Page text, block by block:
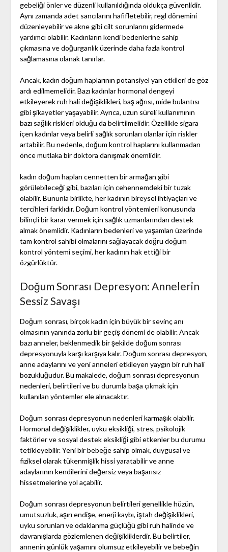
gebeliği önler ve düzenli kullanıldığında oldukça güvenlidir.
Aynı zamanda adet sancılarını hafifletebilir, regl dönemini
düzenleyebilir ve akne gibi cilt sorunlarını gidermede
yardımcı olabilir. Kadınların kendi bedenlerine sahip
çıkmasına ve doğurganlık üzerinde daha fazla kontrol
sağlamasına olanak tanırlar.
Ancak, kadın doğum haplarının potansiyel yan etkileri de göz
ardı edilmemelidir. Bazı kadınlar hormonal dengeyi
etkileyerek ruh hali değişiklikleri, baş ağrısı, mide bulantısı
gibi şikayetler yaşayabilir. Ayrıca, uzun süreli kullanımının
bazı sağlık riskleri olduğu da belirtilmelidir. Özellikle sigara
içen kadınlar veya belirli sağlık sorunları olanlar için riskler
artabilir. Bu nedenle, doğum kontrol haplarını kullanmadan
önce mutlaka bir doktora danışmak önemlidir.
kadın doğum hapları cennetten bir armağan gibi
görülebileceği gibi, bazıları için cehennemdeki bir tuzak
olabilir. Bununla birlikte, her kadının bireysel ihtiyaçları ve
tercihleri farklıdır. Doğum kontrol yöntemleri konusunda
bilinçli bir karar vermek için sağlık uzmanlarından destek
almak önemlidir. Kadınların bedenleri ve yaşamları üzerinde
tam kontrol sahibi olmalarını sağlayacak doğru doğum
kontrol yöntemi seçimi, her kadının hak ettiği bir
özgürlüktür.
Doğum Sonrası Depresyon: Annelerin
Sessiz Savaşı
Doğum sonrası, birçok kadın için büyük bir sevinç anı
olmasının yanında zorlu bir geçiş dönemi de olabilir. Ancak
bazı anneler, beklenmedik bir şekilde doğum sonrası
depresyonuyla karşı karşıya kalır. Doğum sonrası depresyon,
anne adaylarını ve yeni anneleri etkileyen yaygın bir ruh hali
bozukluğudur. Bu makalede, doğum sonrası depresyonun
nedenleri, belirtileri ve bu durumla başa çıkmak için
kullanılan yöntemler ele alınacaktır.
Doğum sonrası depresyonun nedenleri karmaşık olabilir.
Hormonal değişiklikler, uyku eksikliği, stres, psikolojik
faktörler ve sosyal destek eksikliği gibi etkenler bu durumu
tetikleyebilir. Yeni bir bebeğe sahip olmak, duygusal ve
fiziksel olarak tükenmişlik hissi yaratabilir ve anne
adaylarının kendilerini değersiz veya başarısız
hissetmelerine yol açabilir.
Doğum sonrası depresyonun belirtileri genellikle hüzün,
umutsuzluk, aşırı endişe, enerji kaybı, iştah değişiklikleri,
uyku sorunları ve odaklanma güçlüğü gibi ruh halinde ve
davranışlarda gözlemlenen değişikliklerdir. Bu belirtiler,
annenin günlük yaşamını olumsuz etkileyebilir ve bebeğin